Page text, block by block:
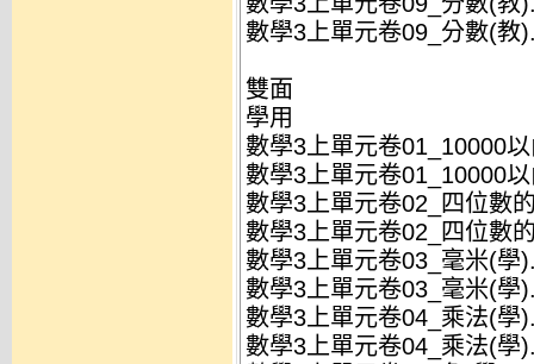
數學3上單元卷09_分數(教
雙面
學用
數學3上單元卷01_10000
數學3上單元卷01_10000
數學3上單元卷02_四位數
數學3上單元卷02_四位數
數學3上單元卷03_毫米(學
數學3上單元卷03_毫米(學
數學3上單元卷04_乘法(學
數學3上單元卷04_乘法(學